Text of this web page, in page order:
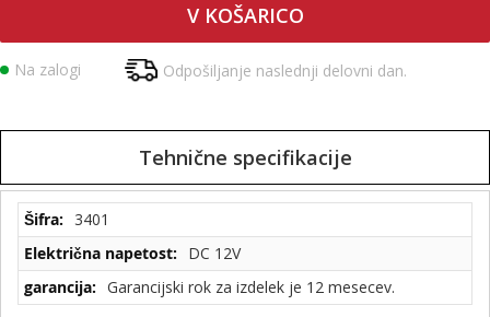
V KOŠARICO
Na zalogi Odpošiljanje naslednji delovni dan.
Tehnične specifikacije
Tehnične
specifikacije
3401
DC 12V
Garancijski rok za izdelek je 12 mesecev.